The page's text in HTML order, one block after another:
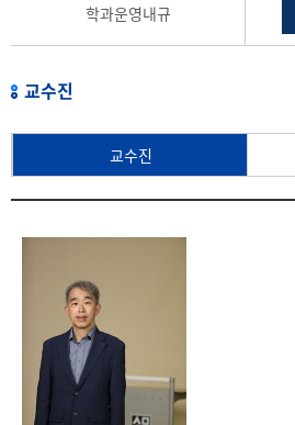
학과운영내규
교수진
교수진